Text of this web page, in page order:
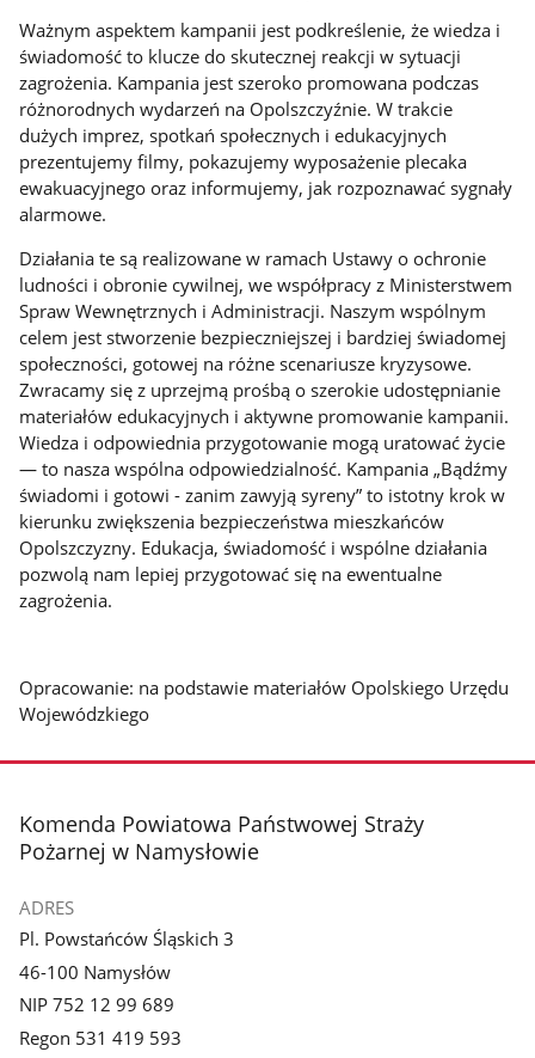
Ważnym aspektem kampanii jest podkreślenie, że wiedza i
świadomość to klucze do skutecznej reakcji w sytuacji
zagrożenia. Kampania jest szeroko promowana podczas
różnorodnych wydarzeń na Opolszczyźnie. W trakcie
dużych imprez, spotkań społecznych i edukacyjnych
prezentujemy filmy, pokazujemy wyposażenie plecaka
ewakuacyjnego oraz informujemy, jak rozpoznawać sygnały
alarmowe.
Działania te są realizowane w ramach Ustawy o ochronie
ludności i obronie cywilnej, we współpracy z Ministerstwem
Spraw Wewnętrznych i Administracji. Naszym wspólnym
celem jest stworzenie bezpieczniejszej i bardziej świadomej
społeczności, gotowej na różne scenariusze kryzysowe.
Zwracamy się z uprzejmą prośbą o szerokie udostępnianie
materiałów edukacyjnych i aktywne promowanie kampanii.
Wiedza i odpowiednia przygotowanie mogą uratować życie
— to nasza wspólna odpowiedzialność. Kampania „Bądźmy
świadomi i gotowi - zanim zawyją syreny” to istotny krok w
kierunku zwiększenia bezpieczeństwa mieszkańców
Opolszczyzny. Edukacja, świadomość i wspólne działania
pozwolą nam lepiej przygotować się na ewentualne
zagrożenia.
Opracowanie: na podstawie materiałów Opolskiego Urzędu
Wojewódzkiego
stopka
Komenda Powiatowa Państwowej Straży
Pożarnej w Namysłowie
ADRES
Pl. Powstańców Śląskich 3
46-100 Namysłów
NIP 752 12 99 689
Regon 531 419 593